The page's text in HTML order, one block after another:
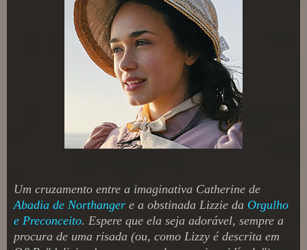
Um cruzamento entre a imaginativa Catherine de
Abadia de Northanger e a obstinada Lizzie da Orgulho
e Preconceito. Espere que ela seja adorável, sempre a
procura de uma risada (ou, como Lizzy é descrita em